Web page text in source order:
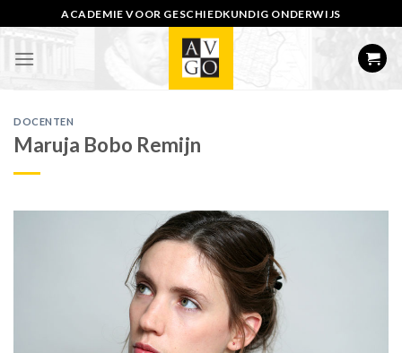
to
content
ACADEMIE VOOR GESCHIEDKUNDIG ONDERWIJS
DOCENTEN
Maruja Bobo Remijn